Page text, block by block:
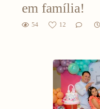
em família!
54 12